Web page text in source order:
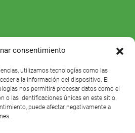
consentimiento
utilizamos tecnologías como las
a la información del dispositivo. El
nos permitirá procesar datos como el
o las identificaciones únicas en este sitio.
puede afectar negativamente a